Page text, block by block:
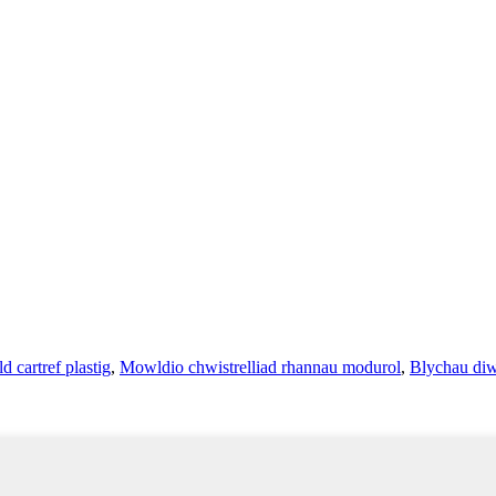
cartref plastig, Mowldio chwistrelliad rhannau modurol, Blychau